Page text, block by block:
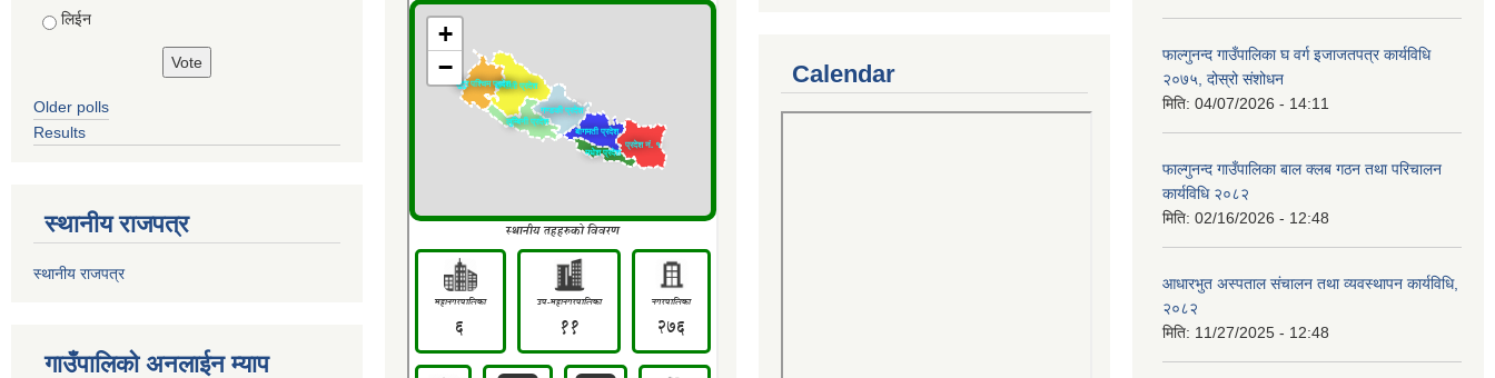
लिईन
Older polls
Results
स्थानीय राजपत्र
स्थानीय राजपत्र
गाउँपालिको अनलाईन म्याप
Calendar
फाल्गुनन्द गाउँपालिका घ वर्ग इजाजतपत्र कार्यविधि
२०७५, दोस्रो संशोधन
मिति: 04/07/2026 - 14:11
फाल्गुनन्द गाउँपालिका बाल क्लब गठन तथा परिचालन
कार्यविधि २०८२
मिति: 02/16/2026 - 12:48
आधारभुत अस्पताल संचालन तथा व्यवस्थापन कार्यविधि,
२०८२
मिति: 11/27/2025 - 12:48